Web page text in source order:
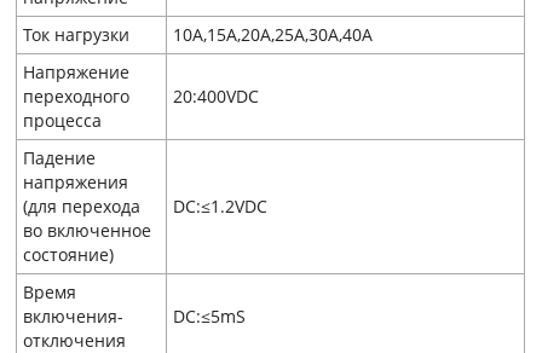
Ток нагрузки
10A,15A,20A,25A,30A,40A
Напряжение
переходного
процесса
20:400VDC
Падение
напряжения
(для перехода
во включенное
состояние)
DC:≤1.2VDC
Время
включения-
отключения
DC:≤5mS